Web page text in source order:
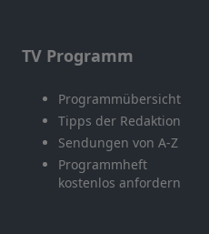
TV Programm
Programmübersicht
Tipps der Redaktion
Sendungen von A-Z
Programmheft
kostenlos anfordern